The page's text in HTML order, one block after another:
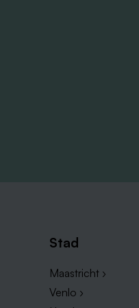
Stad
Maastricht ›
Venlo ›